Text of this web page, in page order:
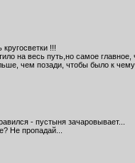
!!!
на весь путь,но самое главное,
чем позади, чтобы было к
- пустыня зачаровывает...
Не пропадай...